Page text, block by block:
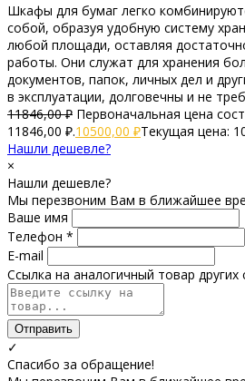
Шкафы для бумаг легко
собой, образуя удобную систему
любой площади, оставляя
работы. Они служат для хранения
документов, папок, личных дел и
в эксплуатации, долговечны и не
11846,00₽ Первоначальная цена
11846,00 ₽.10500,00 ₽Текущая цена:
Нашли дешевле?
×
Нашли дешевле?
Мы перезвоним Вам в ближайшее
Ваше имя
Телефон *
E-mail
Ссылка на аналогичный товар других
Отправить
✓
Спасибо за обращение!